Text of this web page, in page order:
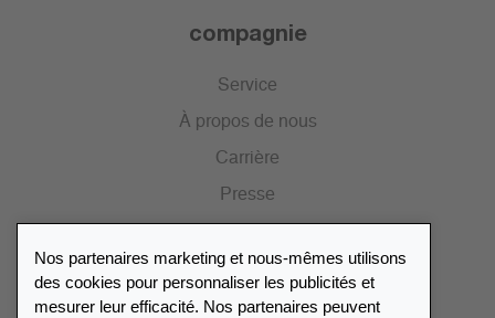
compagnie
Service
À propos de nous
Carrière
Presse
Portail des revendeurs
Nos partenaires marketing et nous-mêmes utilisons
des cookies pour personnaliser les publicités et
mesurer leur efficacité. Nos partenaires peuvent